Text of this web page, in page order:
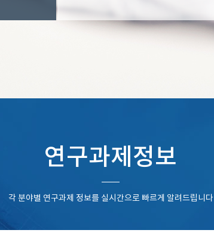
연구과제정보
각 분야별 연구과제 정보를 실시간으로 빠르게 알려드립니다